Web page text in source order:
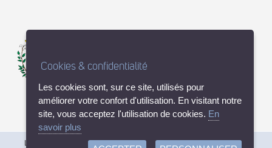
Linea21 (v 2.5.0-r4026) © 2003-2026
Cookies & confidentialité
Les cookies sont, sur ce site, utilisés pour
améliorer votre confort d'utilisation. En visitant notre
site, vous acceptez l'utilisation de cookies. En
savoir plus